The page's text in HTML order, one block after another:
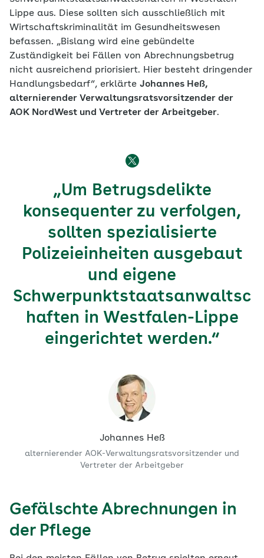
Lippe aus. Diese sollten sich ausschließlich mit
Wirtschaftskriminalität im Gesundheitswesen
befassen. „Bislang wird eine gebündelte
Zuständigkeit bei Fällen von Abrechnungsbetrug
nicht ausreichend priorisiert. Hier besteht dringender
Handlungsbedarf“, erklärte Johannes Heß,
alternierender Verwaltungsratsvorsitzender der
AOK NordWest und Vertreter der Arbeitgeber.
„Um Betrugsdelikte
konsequenter zu verfolgen,
sollten spezialisierte
Polizeieinheiten ausgebaut
und eigene
Schwerpunktstaatsanwaltsc
haften in Westfalen-Lippe
eingerichtet werden.“
Johannes Heß
alternierender AOK-Verwaltungsratsvorsitzender und
Vertreter der Arbeitgeber
Gefälschte Abrechnungen in
der Pflege